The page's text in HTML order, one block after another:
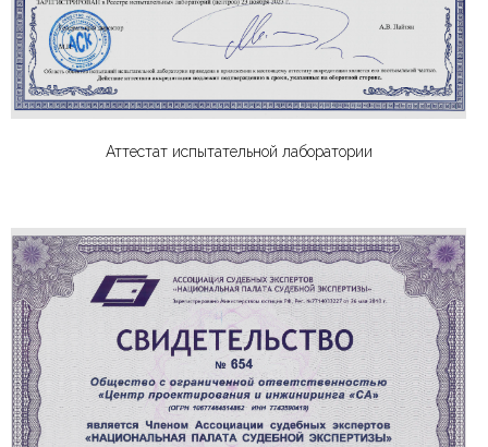
Аттестат испытательной лаборатории